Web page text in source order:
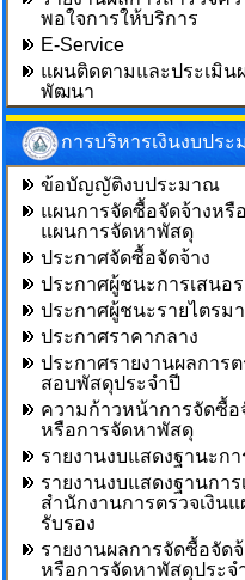
พอใจการให้บริการ
E-Service
แผนติดตามและประเมิน
พัฒนา
การบริหารเงินงบปร
ข้อบัญญัติงบประมาณ
แผนการจัดซื้อจัดจ้างหรือ
แผนการจัดหาพัสดุ
ประกาศจัดซื้อจัดจ้าง
ประกาศผู้ชนะการเสนอ
ประกาศผู้ชนะรายไตรม
ประกาศราคากลาง
ประกาศรายงานผลการต
สอบพัสดุประจำปี
ความก้าวหน้าการจัดซื้อ
หรือการจัดหาพัสดุ
รายงานงบแสดงฐานะกา
รายงานงบแสดงฐานการ
สำนักงานการตรวจเงิน
รับรอง
รายงานผลการจัดซื้อจัดจ้
หรือการจัดหาพัสดุประจ